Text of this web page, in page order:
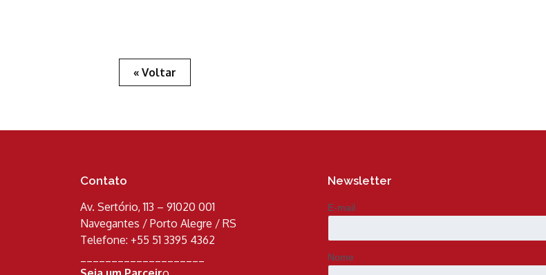
« Voltar
Contato
Av. Sertório, 113 – 91020 001
Navegantes / Porto Alegre / RS
Telefone: +55 51 3395 4362
Newsletter
E-mail
Nome